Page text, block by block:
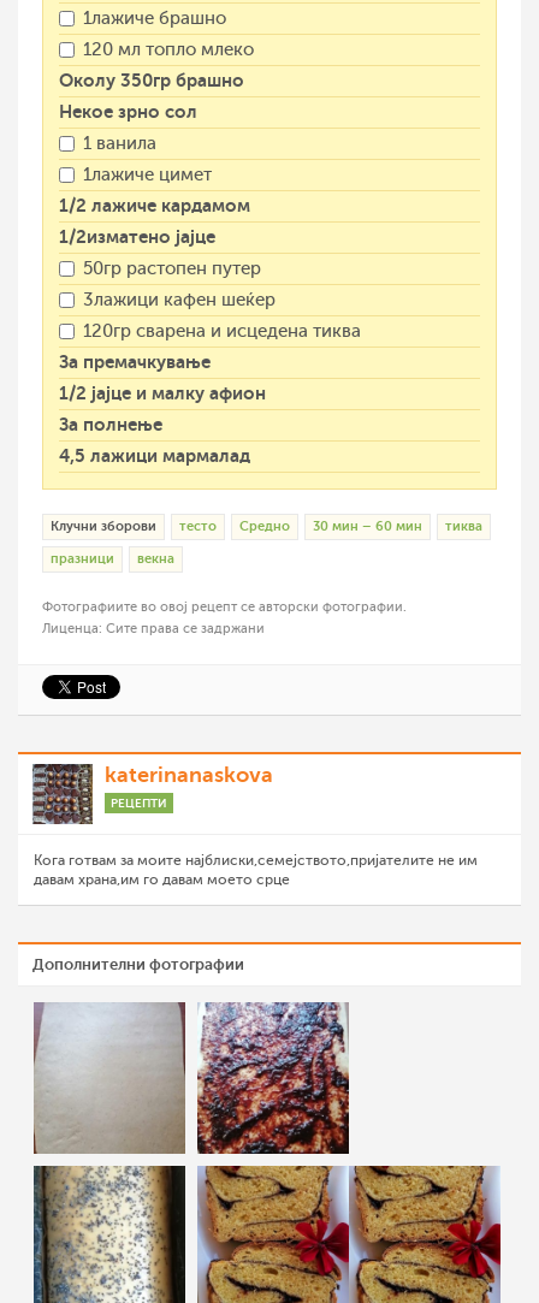
1лажиче брашно
120 мл топло млеко
Околу 350гр брашно
Некое зрно сол
1 ванила
1лажиче цимет
1/2 лажиче кардамом
1/2изматено јајце
50гр растопен путер
3лажици кафен шеќер
120гр сварена и исцедена тиква
За премачкување
1/2 јајце и малку афион
За полнење
4,5 лажици мармалад
Клучни зборови тесто Средно 30 мин – 60 мин тиква
празници векна
Фотографиите во овој рецепт се авторски фотографии.
Лиценца: Сите права се задржани
katerinanaskova
РЕЦЕПТИ
Кога готвам за моите најблиски,семејството,пријателите не им
давам храна,им го давам моето срце
Дополнителни фотографии